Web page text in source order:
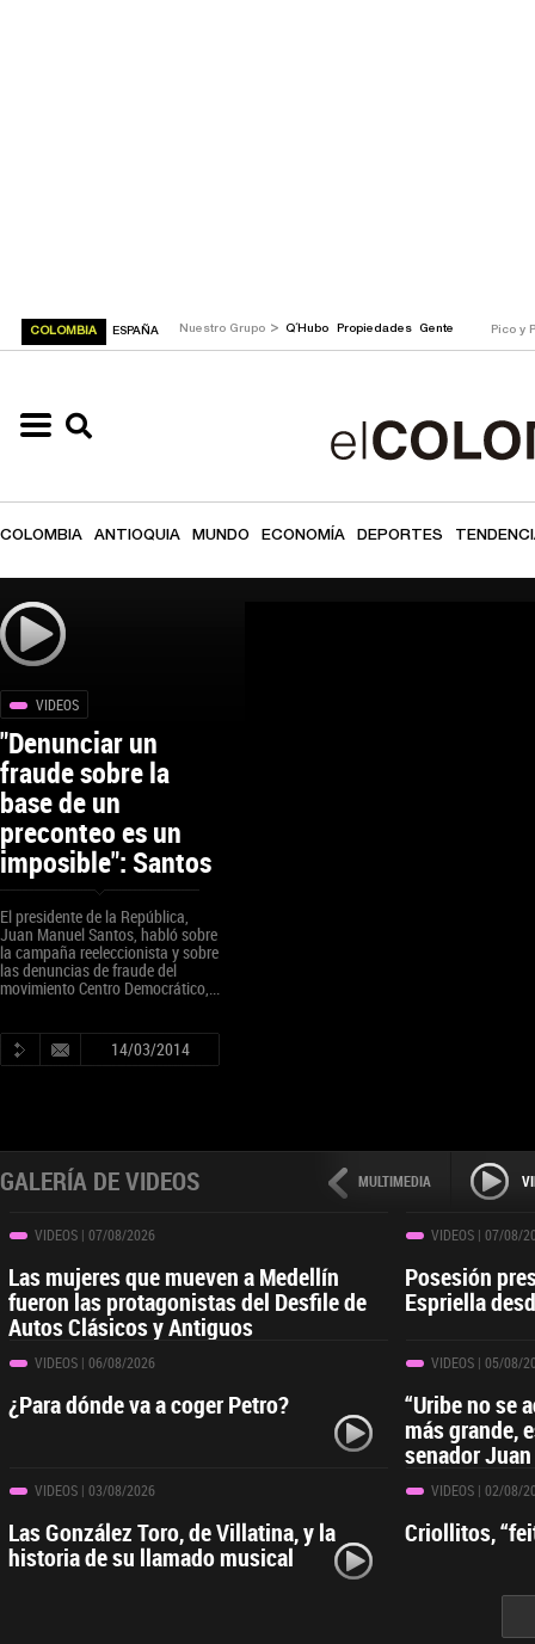
COLOMBIA ESPAÑA Nuestro Grupo > Q´Hubo Propiedades Gente Pico y
COLOMBIA ANTIOQUIA MUNDO ECONOMÍA DEPORTES
VIDEOS
"Denunciar un
fraude sobre la
base de un
preconteo es un
imposible": Santos
El presidente de la República,
Juan Manuel Santos, habló sobre
la campaña reeleccionista y sobre
las denuncias de fraude del
movimiento Centro Democrático,...
14/03/2014
MULTIMEDIA
GALERÍA DE VIDEOS
VIDEOS | 07/08/2026
Las mujeres que mueven a Medellín
fueron las protagonistas del Desfile de
Autos Clásicos y Antiguos
VIDEOS | 07/08/
Posesión
Espriella
VIDEOS | 06/08/2026
¿Para dónde va a coger Petro?
VIDEOS | 05/08/
“Uribe no se
más grande,
senador
VIDEOS | 03/08/2026
Las González Toro, de Villatina, y la
historia de su llamado musical
VIDEOS | 02/08/
Criollitos,